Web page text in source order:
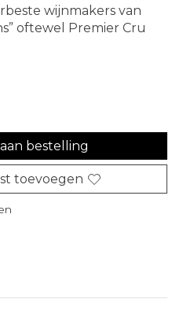
wijnmakers van
oftewel Premier Cru
bestelling
toevoegen